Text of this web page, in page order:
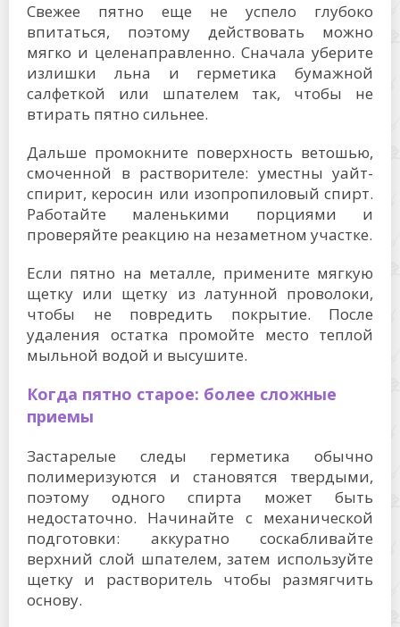
Свежее пятно еще не успело глубоко
впитаться, поэтому действовать можно
мягко и целенаправленно. Сначала уберите
излишки льна и герметика бумажной
салфеткой или шпателем так, чтобы не
втирать пятно сильнее.
Дальше промокните поверхность ветошью,
смоченной в растворителе: уместны уайт-
спирит, керосин или изопропиловый спирт.
Работайте маленькими порциями и
проверяйте реакцию на незаметном участке.
Если пятно на металле, примените мягкую
щетку или щетку из латунной проволоки,
чтобы не повредить покрытие. После
удаления остатка промойте место теплой
мыльной водой и высушите.
Когда пятно старое: более сложные
приемы
Застарелые следы герметика обычно
полимеризуются и становятся твердыми,
поэтому одного спирта может быть
недостаточно. Начинайте с механической
подготовки: аккуратно соскабливайте
верхний слой шпателем, затем используйте
щетку и растворитель чтобы размягчить
основу.